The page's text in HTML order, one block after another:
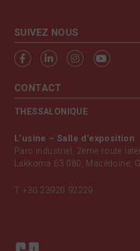
SUIVEZ NOUS
CONTACT
THESSALONIQUE
L’usine – Salle d’exposition
Parc industriel, 2éme route
Lakkoma 63 080, Macédoine,
T +30 23920 92229